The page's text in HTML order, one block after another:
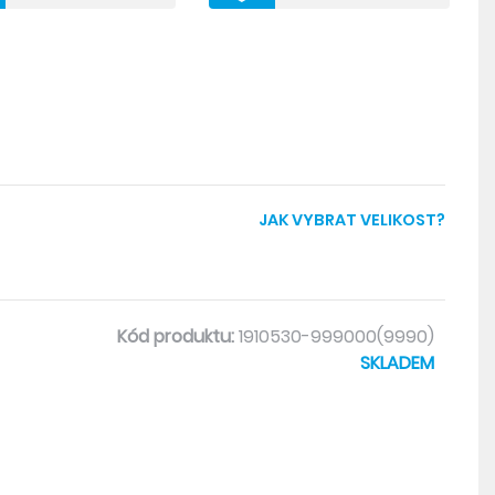
směrech, bezešvá, s antibakteriální úpravou,
střižená, což zabraňuje vzniku přetoků a má
JAK VYBRAT VELIKOST?
Kód produktu:1910530-999000(9990)
SKLADEM